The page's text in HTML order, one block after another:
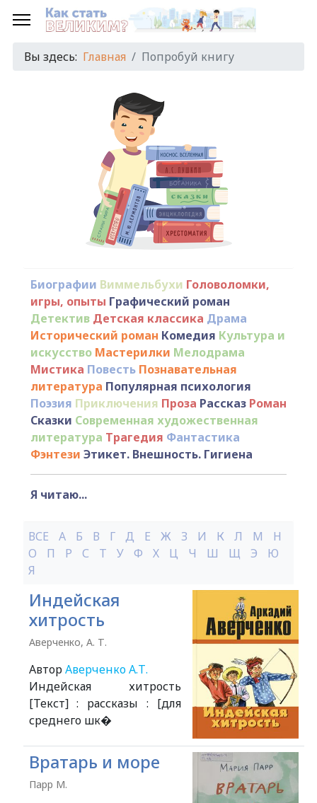
Вы здесь: Главная Попробуй книгу
Биографии Виммельбухи Головоломки,
игры, опыты Графический роман
Детектив Детская классика Драма
Исторический роман Комедия Культура и
искусство Мастерилки Мелодрама
Мистика Повесть Познавательная
литература Популярная психология
Поэзия Приключения Проза Рассказ Роман
Сказки Современная художественная
литература Трагедия Фантастика
Фэнтези Этикет. Внешность. Гигиена
Я читаю...
ВСЕ А Б В Г Д Е Ж З И К Л М
Н
О
П Р С Т У Ф Х Ц Ч Ш Щ Э
Ю
Я
Индейская
хитрость
Аверченко, А. Т.
АвторАверченко А.Т.
Индейская хитрость
[Текст] : рассказы : [для
среднего шк�
Вратарь и море
Парр М.